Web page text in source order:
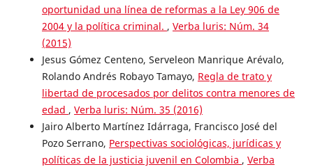
oportunidad una línea de reformas a la Ley 906 de
2004 y la política criminal. , Verba luris: Núm. 34
(2015)
Jesus Gómez Centeno, Serveleon Manrique Arévalo,
Rolando Andrés Robayo Tamayo, Regla de trato y
libertad de procesados por delitos contra menores de
edad , Verba luris: Núm. 35 (2016)
Jairo Alberto Martínez Idárraga, Francisco José del
Pozo Serrano, Perspectivas sociológicas, jurídicas y
políticas de la justicia juvenil en Colombia , Verba